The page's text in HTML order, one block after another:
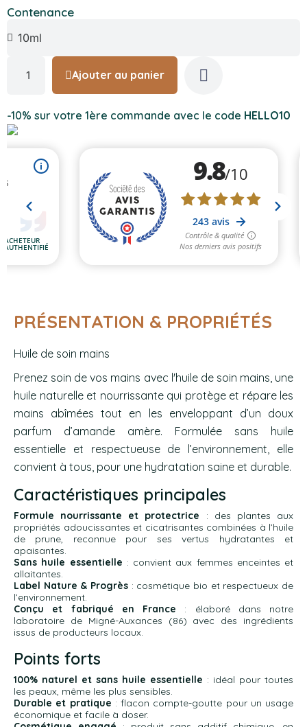
Contenance
Ajouter au panier
-10% sur votre 1ère commande avec le code HELLO10
PRÉSENTATION & PROPRIÉTÉS
Huile de soin mains
Prenez soin de vos mains avec l'huile de soin mains , une
huile naturelle et nourrissante qui protège et répare les
mains abîmées tout en les enveloppant d’un doux
parfum d’amande amère. Formulée sans huile
essentielle et respectueuse de l’environnement, elle
convient à tous, pour une hydratation saine et durable.
Caractéristiques principales
Formule nourrissante et protectrice : des plantes aux
propriétés adoucissantes et cicatrisantes combinées à l’huile
de prune, reconnue pour ses vertus hydratantes et
apaisantes.
Sans huile essentielle : convient aux femmes enceintes et
allaitantes.
Label Nature & Progrès : cosmétique bio et respectueux de
l’environnement.
Conçu et fabriqué en France : élaboré dans notre
laboratoire de Migné-Auxances (86) avec des ingrédients
issus de producteurs locaux.
Points forts
100% naturel et sans huile essentielle : idéal pour toutes
les peaux, même les plus sensibles.
Durable et pratique : flacon compte-goutte pour un usage
économique et facile à doser.